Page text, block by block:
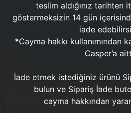
teslim aldığınız tarihten
göstermeksizin 14 gün
iade
*Cayma hakkı kullanımından
Casper’a
İade etmek istediğiniz ürünü
bulun ve Sipariş İade
cayma hakkından